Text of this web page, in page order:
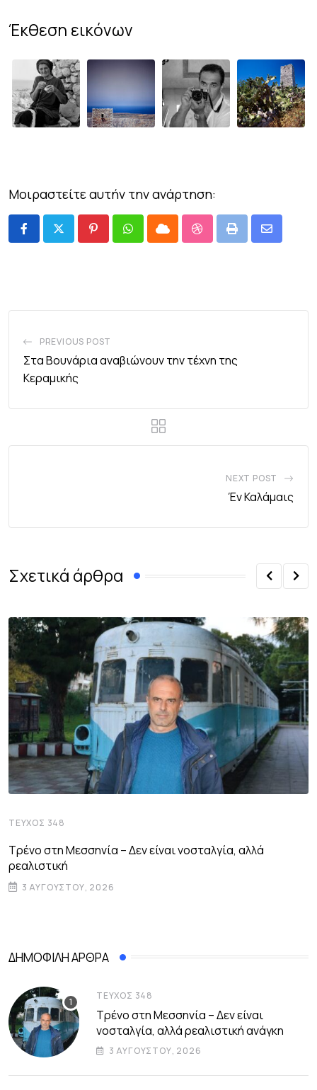
Έκθεση εικόνων
Μοιραστείτε αυτήν την ανάρτηση:
PREVIOUS POST
Στα Βουνάρια αναβιώνουν την τέχνη της
Κεραμικής
NEXT POST
Έν Καλάμαις
Σχετικά άρθρα
ΤΕΎΧΟΣ 348
Τρένο στη Μεσσηνία – Δεν είναι νοσταλγία, αλλά
ρεαλιστική
3 ΑΥΓΟΎΣΤΟΥ, 2026
ΔΗΜΟΦΙΛΉ ΆΡΘΡΑ
ΤΕΎΧΟΣ 348
Τρένο στη Μεσσηνία – Δεν είναι
νοσταλγία, αλλά ρεαλιστική ανάγκη
3 ΑΥΓΟΎΣΤΟΥ, 2026